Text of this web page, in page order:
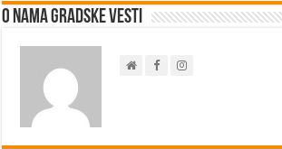
O nama Gradske Vesti